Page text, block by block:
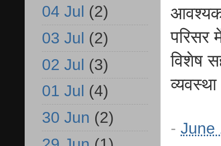
आवश्यक
परिसर
विशेष
- June
04 Jul (2)
03 Jul (2)
02 Jul (3)
01 Jul (4)
30 Jun (2)